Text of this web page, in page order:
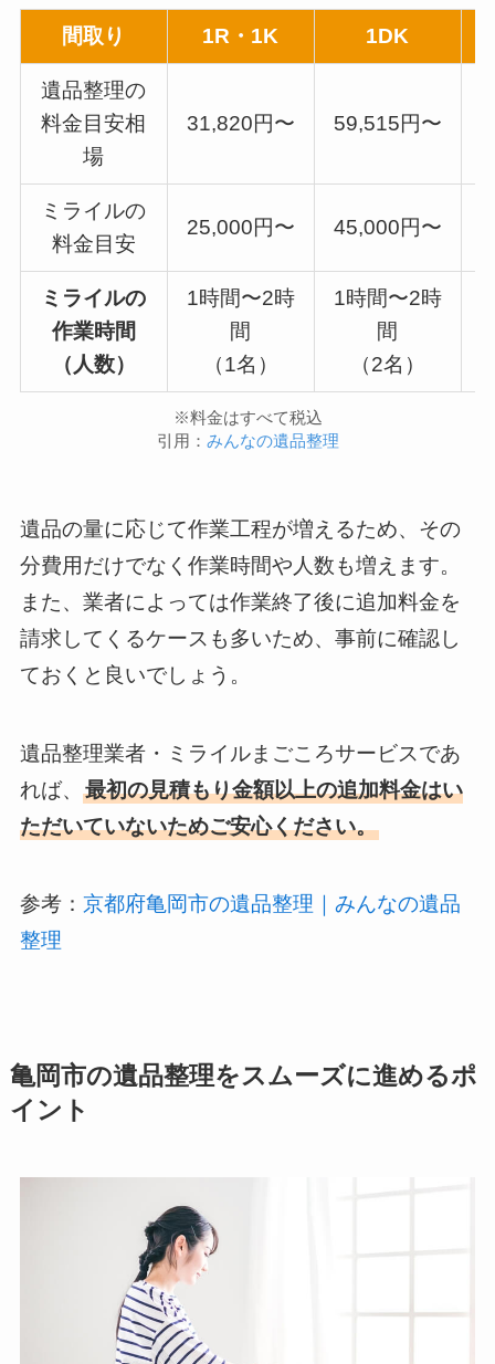
間取り 1R・1K 1DK
遺品整理の
料金目安相
場
31,820円〜 59,515円〜
ミライルの
料金目安
25,000円〜 45,000円〜
ミライルの
作業時間
（人数）
1時間〜2時
間
（1名）
1時間〜2時
間
（2名）
※料金はすべて税込
引用： みんなの遺品整理
遺品の量に応じて作業工程が増えるため、その
分費用だけでなく作業時間や人数も増えます。
また、業者によっては作業終了後に追加料金を
請求してくるケースも多いため、事前に確認し
ておくと良いでしょう。
遺品整理業者・ミライルまごころサービスであ
れば、 最初の見積もり金額以上の追加料金はい
ただいていないためご安心ください。
参考： 京都府亀岡市の遺品整理｜みんなの遺品
整理
亀岡市の遺品整理をスムーズに進めるポ
イント